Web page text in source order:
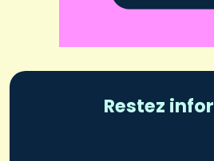
Restez